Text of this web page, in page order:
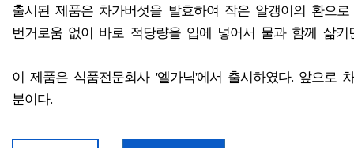
출시된 제품은 차가버섯을 발효하여 작은 알갱이의 환으
번거로움 없이 바로 적당량을 입에 넣어서 물과 함께 삶키
이 제품은 식품전문회사 '엘가닉'에서 출시하였다. 앞으로
분이다.